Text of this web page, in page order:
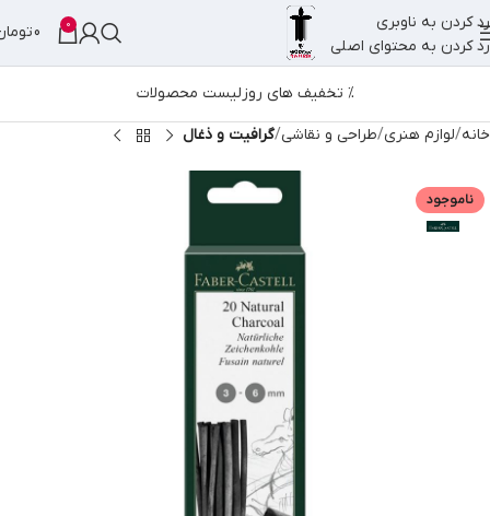
رد کردن به ناوبری
رد کردن به محتوای اصلی
0
0
% تخفیف های روزلیست محصولات
خانه لوازم هنری طراحی و نقاشی گرافیت و ذغال
ناموجود